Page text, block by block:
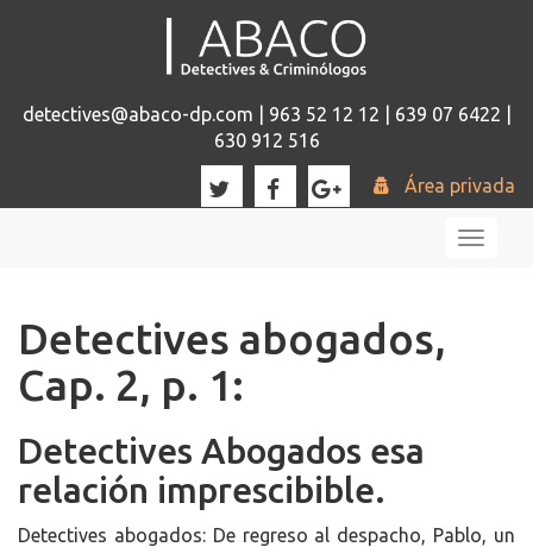
detectives@abaco-dp.com | 963 52 12 12 | 639 07 6422 |
630 912 516
Área privada
Detectives abogados,
Cap. 2, p. 1:
Detectives Abogados esa
relación imprescibible.
Detectives abogados: De regreso al despacho, Pablo, un